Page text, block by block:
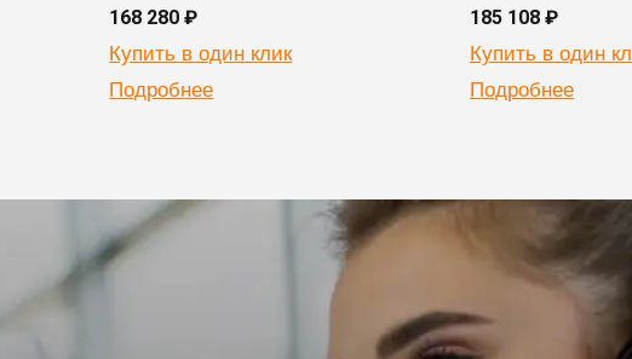
168 280 ₽
Купить в один клик
Подробнее
185 108 ₽
Купить в один
Подробнее